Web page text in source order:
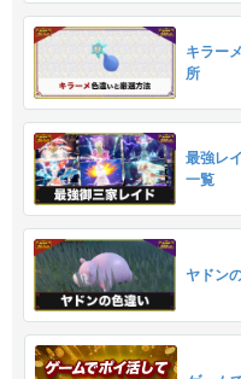
キラー
所
最強レ
一覧
ヤドン